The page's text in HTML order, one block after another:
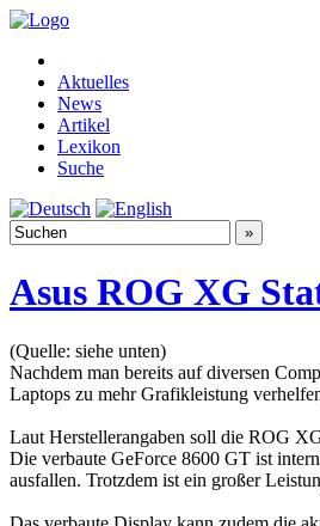
Aktuelles
News
Artikel
Lexikon
Suche
Asus ROG XG
(Quelle: siehe unten)
Nachdem man bereits auf diversen
Laptops zu mehr Grafikleistung
Laut Herstellerangaben soll die ROG
Die verbaute GeForce 8600 GT ist
ausfallen. Trotzdem ist ein großer